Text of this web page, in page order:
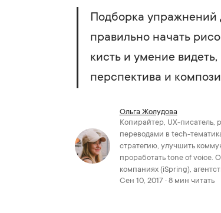
Подборка упражнений
правильно начать
кисть и умение
перспектива и
Ольга Жолудова
Копирайтер, UX-писатель,
переводами в tech-
стратегию, улучшить
проработать tone of voice.
компаниях (iSpring),
Сен 10, 2017 · 8 мин читать